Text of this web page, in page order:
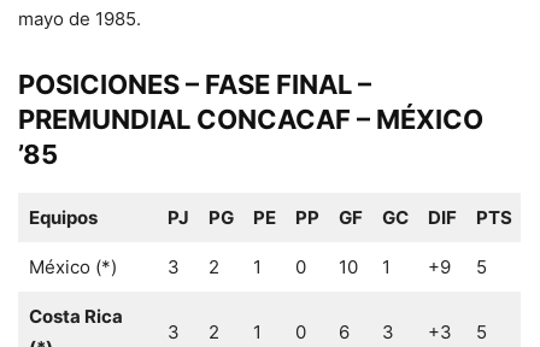
mayo de 1985.
POSICIONES – FASE FINAL –
PREMUNDIAL CONCACAF – MÉXICO
’85
Equipos PJ PG PE PP GF GC DIF PTS
México (*) 3 2 1 0 10 1 +9 5
Costa Rica
3 2 1 0 6 3 +3 5